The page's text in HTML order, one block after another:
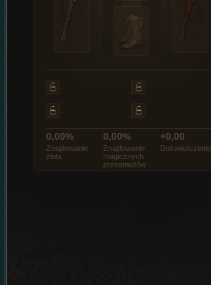
0,00%
Znajdowanie
złota
0,00%
Znajdowanie
magicznych
przedmiotów
+0,00
Doświadczenie